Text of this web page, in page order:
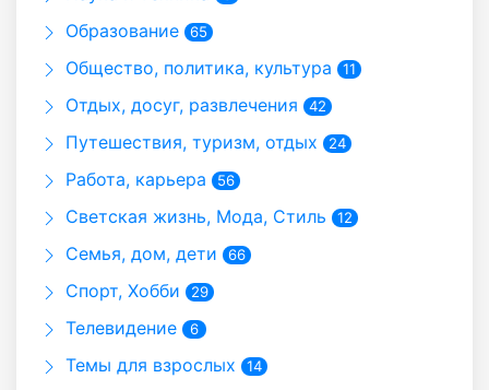
Образование 65
Общество, политика, культура 11
Отдых, досуг, развлечения 42
Путешествия, туризм, отдых 24
Работа, карьера 56
Светская жизнь, Мода, Стиль 12
Семья, дом, дети 66
Спорт, Хобби 29
Телевидение 6
Темы для взрослых 14